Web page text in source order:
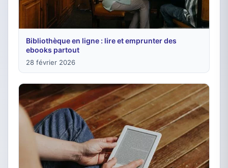
Bibliothèque en ligne : lire et emprunter des
ebooks partout
28 février 2026